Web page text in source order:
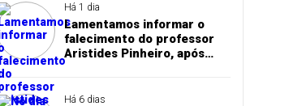
Há 1 dia
Lamentamos informar o
falecimento do professor
Aristides Pinheiro, após
acidente de trânsito em
Há 6 dias